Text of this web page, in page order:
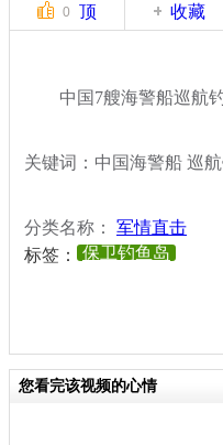
0 顶 收藏
中国7艘海警船巡航钓
关键词：中国海警船 巡
分类名称： 军情直击
标签：
保卫钓鱼岛
您看完该视频的心情